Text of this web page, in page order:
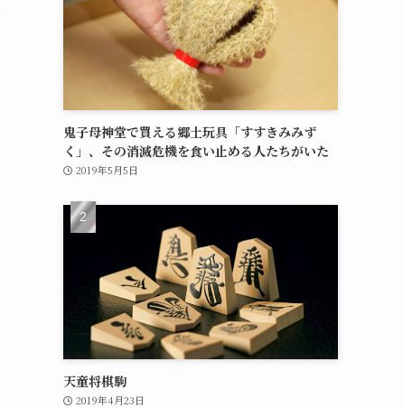
鬼子母神堂で買える郷土玩具「すすきみみず
く」、その消滅危機を食い止める人たちがいた
2019年5月5日
天童将棋駒
2019年4月23日